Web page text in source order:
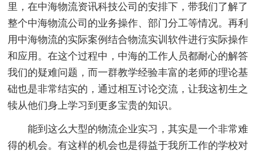
里，在中海物流资讯科技公司的安排下，带我们了解了
整个中海物流公司的业务操作、部门分工等情况。再利
用中海物流的实际案例结合物流实训软件进行实际操作
和应用。在这个过程中，中海的工作人员都耐心的解答
我们的疑难问题，而一群教学经验丰富的老师的理论基
础也是非常结实的，通过相互讨论交流，让我这初生之
犊从他们身上学习到更多宝贵的知识。
能到这么大型的物流企业实习，其实是一个非常难
得的机会。有这样的机会也是得益于我所工作的学校对